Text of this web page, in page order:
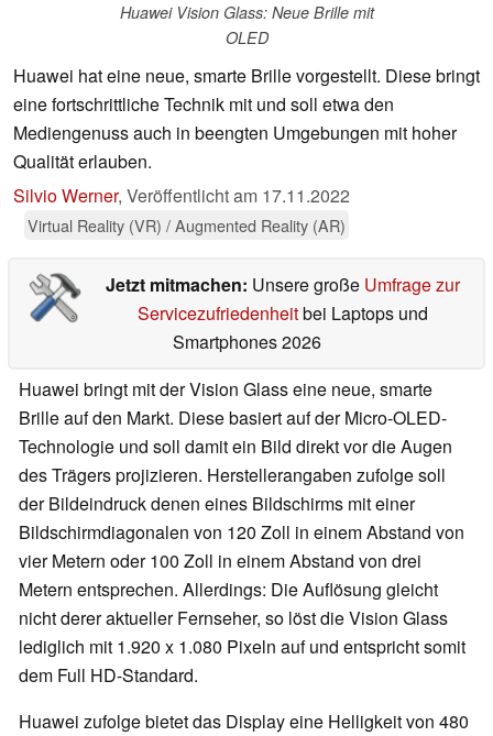
Huawei Vision Glass: Neue Brille mit
OLED
Huawei hat eine neue, smarte Brille vorgestellt. Diese bringt
eine fortschrittliche Technik mit und soll etwa den
Mediengenuss auch in beengten Umgebungen mit hoher
Qualität erlauben.
Silvio Werner, Veröffentlicht am 17.11.2022
Virtual Reality (VR) / Augmented Reality (AR)
Jetzt mitmachen: Unsere große Umfrage zur
Servicezufriedenheitbei Laptops und
Smartphones 2026
Huawei bringt mit der Vision Glass eine neue, smarte
Brille auf den Markt. Diese basiert auf der Micro-OLED-
Technologie und soll damit ein Bild direkt vor die Augen
des Trägers projizieren. Herstellerangaben zufolge soll
der Bildeindruck denen eines Bildschirms mit einer
Bildschirmdiagonalen von 120 Zoll in einem Abstand von
vier Metern oder 100 Zoll in einem Abstand von drei
Metern entsprechen. Allerdings: Die Auflösung gleicht
nicht derer aktueller Fernseher, so löst die Vision Glass
lediglich mit 1.920 x 1.080 Pixeln auf und entspricht somit
dem Full HD-Standard.
Huawei zufolge bietet das Display eine Helligkeit von 480